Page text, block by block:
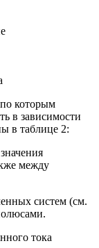
которым
в зависимости
в таблице 2:
между
систем (см.
тока